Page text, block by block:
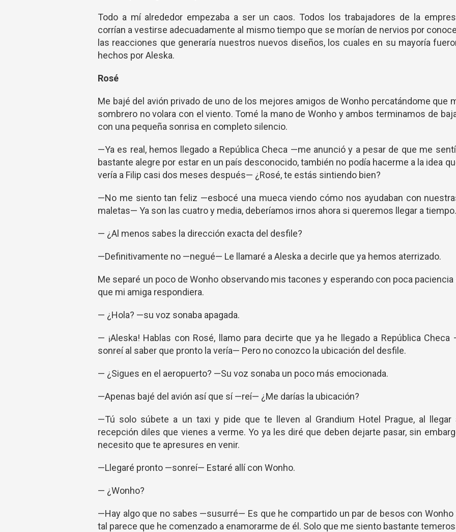
Todo a mí alrededor empezaba a ser un caos. Todos los trabajadores de la
corrían a vestirse adecuadamente al mismo tiempo que se morían de nervios por
las reacciones que generaría nuestros nuevos diseños, los cuales en su mayoría
hechos por Aleska.
Rosé
Me bajé del avión privado de uno de los mejores amigos de Wonho percatándome que
sombrero no volara con el viento. Tomé la mano de Wonho y ambos terminamos de
con una pequeña sonrisa en completo silencio.
—Ya es real, hemos llegado a República Checa —me anunció y a pesar de que me
bastante alegre por estar en un país desconocido, también no podía hacerme a la idea
vería a Filip casi dos meses después— ¿Rosé, te estás sintiendo bien?
—No me siento tan feliz —esbocé una mueca viendo cómo nos ayudaban con
maletas— Ya son las cuatro y media, deberíamos irnos ahora si queremos llegar a tiempo.
— ¿Al menos sabes la dirección exacta del desfile?
—Definitivamente no —negué— Le llamaré a Aleska a decirle que ya hemos aterrizado.
Me separé un poco de Wonho observando mis tacones y esperando con poca paciencia
que mi amiga respondiera.
— ¿Hola? —su voz sonaba apagada.
— ¡Aleska! Hablas con Rosé, llamo para decirte que ya he llegado a República Checa
sonreí al saber que pronto la vería— Pero no conozco la ubicación del desfile.
— ¿Sigues en el aeropuerto? —Su voz sonaba un poco más emocionada.
—Apenas bajé del avión así que sí —reí— ¿Me darías la ubicación?
—Tú solo súbete a un taxi y pide que te lleven al Grandium Hotel Prague, al llegar
recepción diles que vienes a verme. Yo ya les diré que deben dejarte pasar, sin
necesito que te apresures en venir.
—Llegaré pronto —sonreí— Estaré allí con Wonho.
— ¿Wonho?
—Hay algo que no sabes —susurré— Es que he compartido un par de besos con Wonho
tal parece que he comenzado a enamorarme de él. Solo que me siento bastante